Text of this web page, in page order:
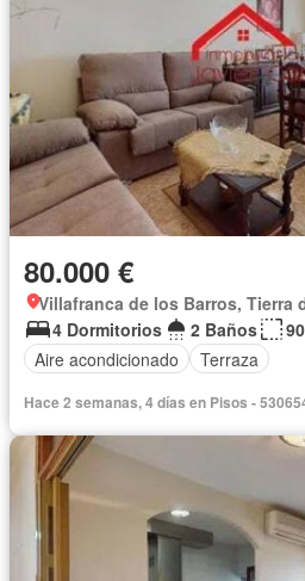
80.000 €
Villafranca de los Barros, Tierra
4 Dormitorios
2 Baños
Aire acondicionado
Terraza
Hace 2 semanas, 4 días en Pisos -